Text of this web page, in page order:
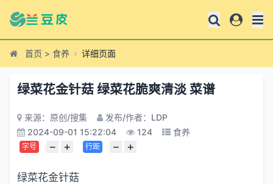
首页 > 食养 详细页面
绿菜花金针菇 绿菜花脆爽清淡 菜谱
来源：原创/搜集
发布/作者：LDP
2024-09-01 15:22:04
124 食养
字号 − + 行距 − +
绿菜花金针菇